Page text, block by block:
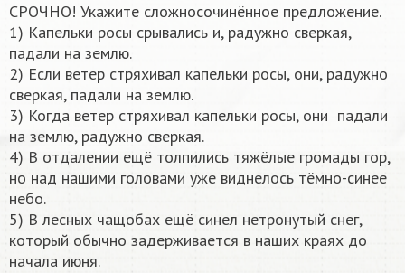
СРОЧНО! Укажите сложносочинённое предложение.
1) Капельки росы срывались и, радужно сверкая,
падали на землю.
2) Если ветер стряхивал капельки росы, они, радужно
сверкая, падали на землю.
3) Когда ветер стряхивал капельки росы, они падали
на землю, радужно сверкая.
4) В отдалении ещё толпились тяжёлые громады гор,
но над нашими головами уже виднелось тёмно-синее
небо.
5) В лесных чащобах ещё синел нетронутый снег,
который обычно задерживается в наших краях до
начала июня.